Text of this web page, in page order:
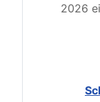
2026